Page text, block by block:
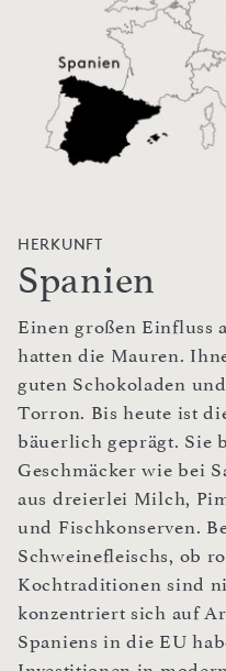
HERKUNFT
Spanien
Einen großen Einfluss
hatten die Mauren.
guten Schokoladen
Torron. Bis heute ist
bäuerlich geprägt. Sie
Geschmäcker wie bei
aus dreierlei Milch,
und Fischkonserven.
Schweinefleischs, ob
Kochtraditionen sind
konzentriert sich auf
Spaniens in die EU